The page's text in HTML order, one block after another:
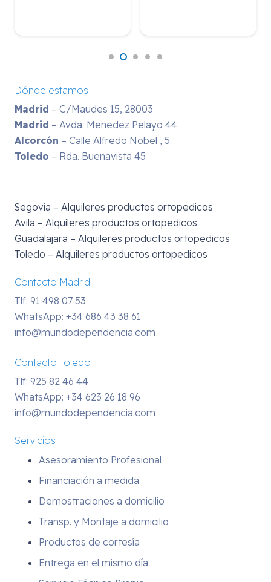
Dónde estamos
Madrid – C/Maudes 15, 28003
Madrid – Avda. Menedez Pelayo 44
Alcorcón – Calle Alfredo Nobel , 5
Toledo – Rda. Buenavista 45
Segovia – Alquileres productos ortopedicos
Avila – Alquileres productos ortopedicos
Guadalajara – Alquileres productos ortopedicos
Toledo – Alquileres productos ortopedicos
Contacto Madrid
Tlf: 91 498 07 53
WhatsApp: +34 686 43 38 61
info@mundodependencia.com
Contacto Toledo
Tlf: 925 82 46 44
WhatsApp: +34 623 26 18 96
info@mundodependencia.com
Servicios
Asesoramiento Profesional
Financiación a medida
Demostraciones a domicilio
Transp. y Montaje a domicilio
Productos de cortesía
Entrega en el mismo día